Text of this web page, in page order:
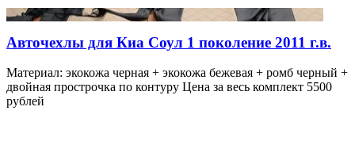
Авточехлы для Киа Соул 1 поколение 2011 г.в.
Материал: экокожа черная + экокожа бежевая + ромб черный +
двойная прострочка по контуру Цена за весь комплект 5500
рублей